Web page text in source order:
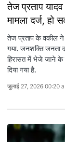
तेज प्रताप
मामला दर्ज, हो
तेज प्रताप के वकील ने
गया. जनशक्ति जनता
हिरासत में भेजे जाने के
दिया गया है.
जुलाई 27, 2026 00:20